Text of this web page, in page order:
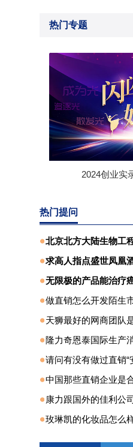
热门专题
2024创业实
热门提问
北京北方大陆生物工
求高人指点盛世凤凰
无限极的产品能治疗
做直销怎么开发陌生
天狮最好的网商团队
隆力奇恩泰国际生产
请问有没有做过直销
中国那些直销企业是
康力跟国外的佳利公
玫琳凯的化妆品怎么